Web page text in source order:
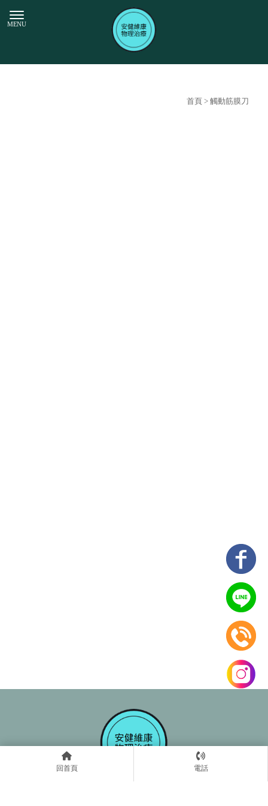
首頁> 觸動筋膜刀
回首頁 電話